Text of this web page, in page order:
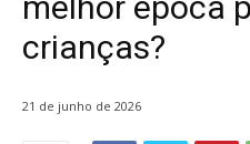
crianças?
21 de junho de 2026